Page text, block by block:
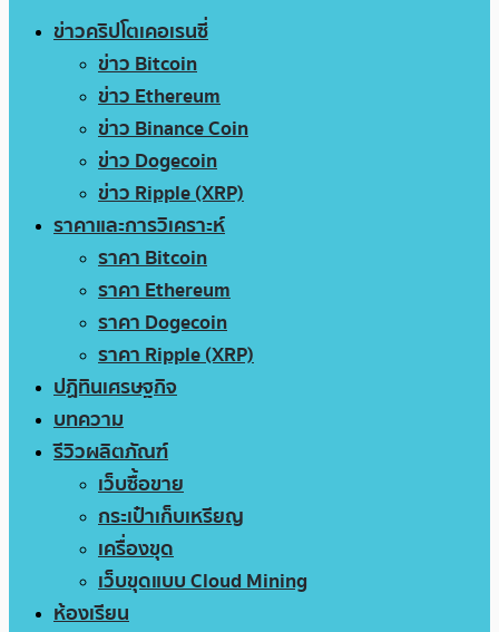
ข่าวคริปโตเคอเรนซี่
ข่าว Bitcoin
ข่าว Ethereum
ข่าว Binance Coin
ข่าว Dogecoin
ข่าว Ripple (XRP)
ราคาและการวิเคราะห์
ราคา Bitcoin
ราคา Ethereum
ราคา Dogecoin
ราคา Ripple (XRP)
ปฏิทินเศรษฐกิจ
บทความ
รีวิวผลิตภัณฑ์
เว็บซื้อขาย
กระเป๋าเก็บเหรียญ
เครื่องขุด
เว็บขุดแบบ Cloud Mining
ห้องเรียน